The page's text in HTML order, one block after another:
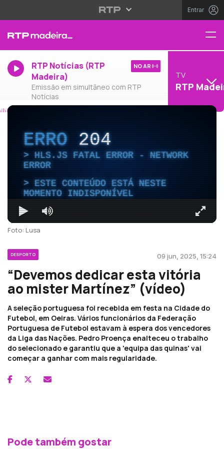
Entrar
RTP Notícias (RTP
Madeira)
Emissão em simultâneo com RTP
Notícias
NO AR
TV
RTP
ERRO204
HLS.JS FATAL ERROR - NETWORK
ERROR
ESTE CONTEÚDO ESTÁ NESTE
MOMENTO INDISPONÍVEL
Foto: Lusa
DESPORTO 09 jun, 2025, 15:24
“Devemos dedicar esta vitória
ao mister Martínez” (vídeo)
A seleção portuguesa foi recebida em festa na Cidade do
Futebol, em Oeiras. Vários funcionários da Federação
Portuguesa de Futebol estavam à espera dos vencedores
da Liga das Nações. Pedro Proença enalteceu o trabalho
do selecionado e garantiu que a 'equipa das quinas' vai
começar a ganhar com mais regularidade.
Pode também gostar